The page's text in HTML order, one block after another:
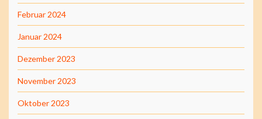
Februar 2024
Januar 2024
Dezember 2023
November 2023
Oktober 2023